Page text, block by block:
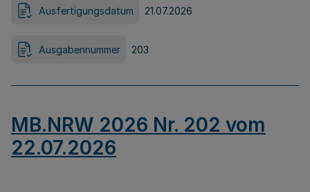
Ausfertigungsdatum 21.07.2026
Ausgabennummer 203
MB.NRW 2026 Nr. 202 vom
22.07.2026